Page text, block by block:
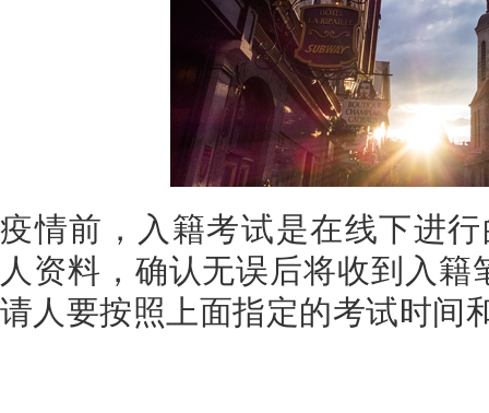
疫情前，入籍考试是在线下进
人资料，确认无误后将收到入
请人要按照上面指定的考试时间